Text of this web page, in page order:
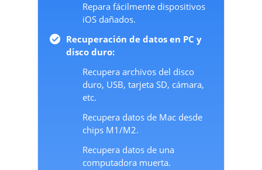
Repara fácilmente dispositivos
iOS dañados.
Recuperación de datos en PC y
disco duro:
Recupera archivos del disco
duro, USB, tarjeta SD, cámara,
etc.
Recupera datos de Mac desde
chips M1/M2.
Recupera datos de una
computadora muerta.